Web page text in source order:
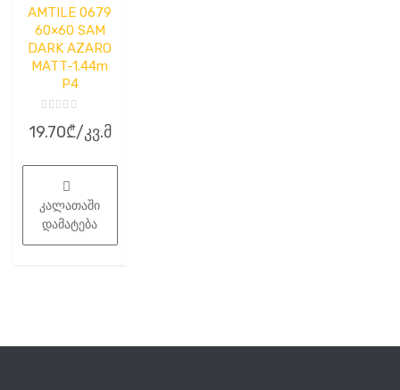
AMTILE 0679
60×60 SAM
DARK AZARO
MATT-1.44m
P4
0
დან
19.70₾/კვ.მ
კალათაში
დამატება